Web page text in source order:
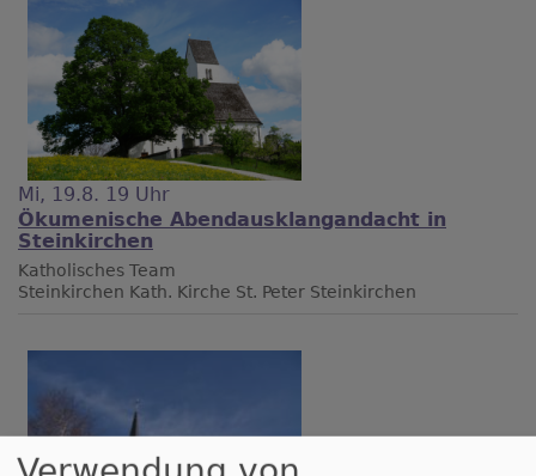
Mi, 19.8. 19 Uhr
Ökumenische Abendausklangandacht in
Steinkirchen
Katholisches Team
Steinkirchen Kath. Kirche St. Peter Steinkirchen